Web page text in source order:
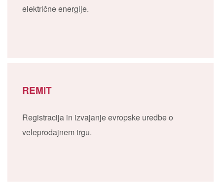
električne energije.
REMIT
Registracija in izvajanje evropske uredbe o
veleprodajnem trgu.